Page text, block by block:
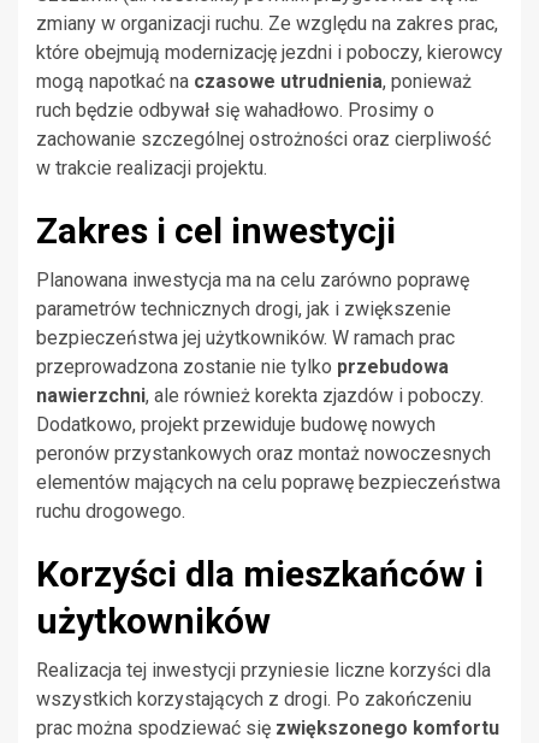
zmiany w organizacji ruchu. Ze względu na zakres prac,
które obejmują modernizację jezdni i poboczy, kierowcy
mogą napotkać na czasowe utrudnienia, ponieważ
ruch będzie odbywał się wahadłowo. Prosimy o
zachowanie szczególnej ostrożności oraz cierpliwość
w trakcie realizacji projektu.
Zakres i cel inwestycji
Planowana inwestycja ma na celu zarówno poprawę
parametrów technicznych drogi, jak i zwiększenie
bezpieczeństwa jej użytkowników. W ramach prac
przeprowadzona zostanie nie tylko przebudowa
nawierzchni, ale również korekta zjazdów i poboczy.
Dodatkowo, projekt przewiduje budowę nowych
peronów przystankowych oraz montaż nowoczesnych
elementów mających na celu poprawę bezpieczeństwa
ruchu drogowego.
Korzyści dla mieszkańców i
użytkowników
Realizacja tej inwestycji przyniesie liczne korzyści dla
wszystkich korzystających z drogi. Po zakończeniu
prac można spodziewać się zwiększonego komfortu